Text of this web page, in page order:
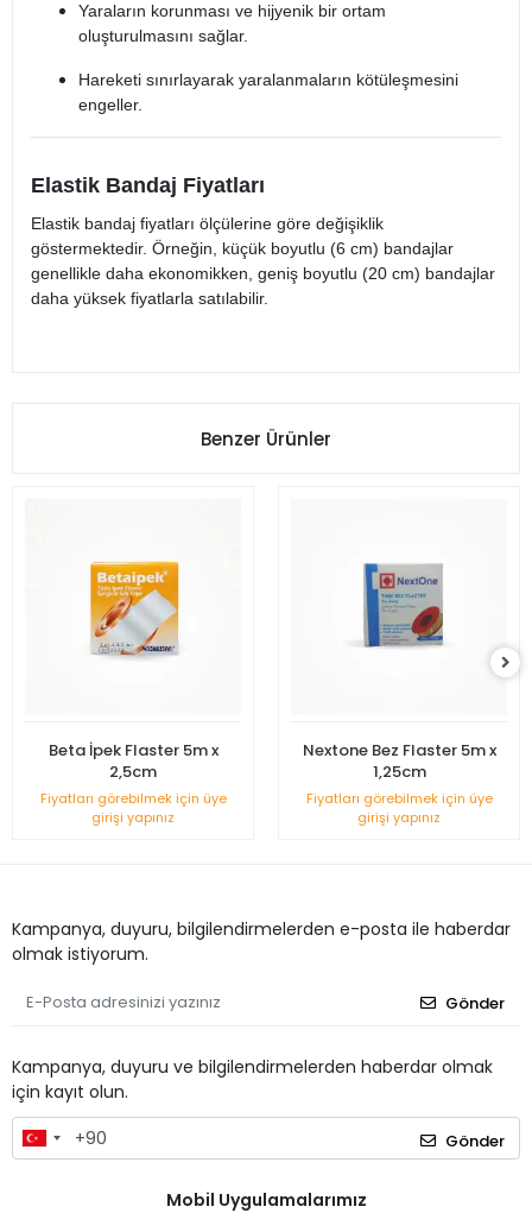
Yaraların korunması ve hijyenik bir ortam
oluşturulmasını sağlar.
Hareketi sınırlayarak yaralanmaların kötüleşmesini
engeller.
Elastik Bandaj Fiyatları
Elastik bandaj fiyatları ölçülerine göre değişiklik
göstermektedir. Örneğin, küçük boyutlu (6 cm) bandajlar
genellikle daha ekonomikken, geniş boyutlu (20 cm) bandajlar
daha yüksek fiyatlarla satılabilir.
Benzer Ürünler
Beta İpek Flaster 5m x
2,5cm
Fiyatları görebilmek için üye
girişi yapınız
Nextone Bez Flaster 5m x
1,25cm
Fiyatları görebilmek için üye
girişi yapınız
Kampanya, duyuru, bilgilendirmelerden e-posta ile haberdar
olmak istiyorum.
Gönder
Kampanya, duyuru ve bilgilendirmelerden haberdar olmak
için kayıt olun.
Gönder
Mobil Uygulamalarımız